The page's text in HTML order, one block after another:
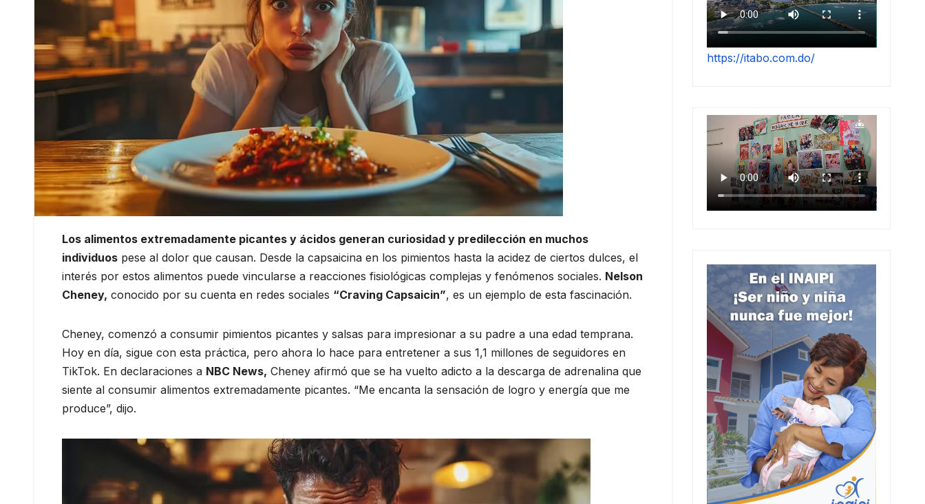
Los alimentos extremadamente picantes y ácidos generan curiosidad y predilección en muchos
individuos pese al dolor que causan. Desde la capsaicina en los pimientos hasta la acidez de ciertos dulces, el
interés por estos alimentos puede vincularse a reacciones fisiológicas complejas y fenómenos sociales. Nelson
Cheney, conocido por su cuenta en redes sociales “Craving Capsaicin”, es un ejemplo de esta fascinación.
Cheney, comenzó a consumir pimientos picantes y salsas para impresionar a su padre a una edad temprana.
Hoy en día, sigue con esta práctica, pero ahora lo hace para entretener a sus 1,1 millones de seguidores en
TikTok. En declaraciones a NBC News, Cheney afirmó que se ha vuelto adicto a la descarga de adrenalina que
siente al consumir alimentos extremadamente picantes. “Me encanta la sensación de logro y energía que me
produce”, dijo.
https://itabo.com.do/